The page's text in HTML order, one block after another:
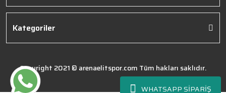
WHATSAPP SİPARİŞ
Kategoriler
Copyright 2021 © arenaelitspor.com Tüm hakları saklıdır.